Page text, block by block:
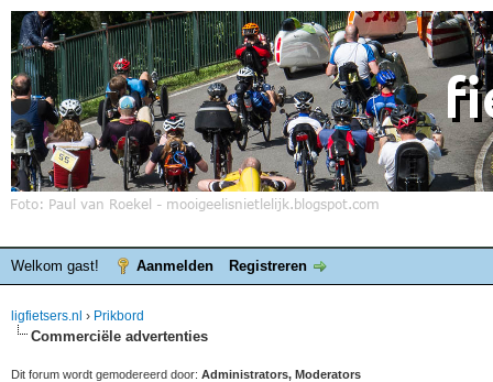
Welkom gast! Aanmelden Registreren
ligfietsers.nl › Prikbord
Commerciële advertenties
Dit forum wordt gemodereerd door: Administrators, Moderators